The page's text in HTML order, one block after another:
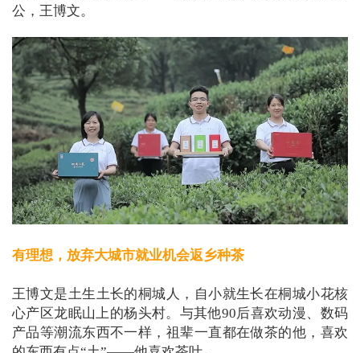
公，王博文。
有理想，放弃大城市就业机会返乡种茶
王博文是土生土长的桐城人，自小就生长在桐城小花核
心产区龙眠山上的杨头村。与其他90后喜欢动漫、数码
产品等潮流东西不一样，祖辈一直都在做茶的他，喜欢